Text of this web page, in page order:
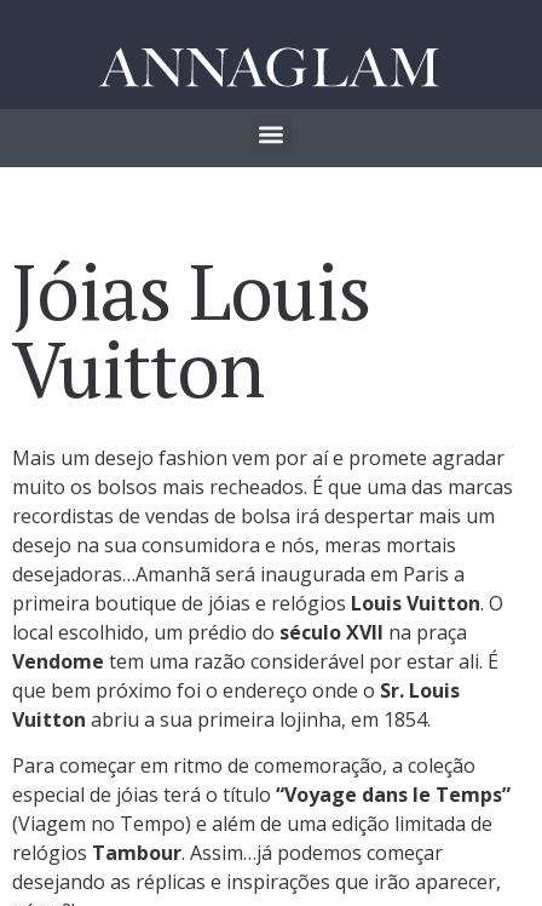
Jóias Louis
Vuitton
Mais um desejo fashion vem por aí e promete agradar
muito os bolsos mais recheados. É que uma das marcas
recordistas de vendas de bolsa irá despertar mais um
desejo na sua consumidora e nós, meras mortais
desejadoras…Amanhã será inaugurada em Paris a
primeira boutique de jóias e relógios Louis Vuitton. O
local escolhido, um prédio do século XVII na praça
Vendome tem uma razão considerável por estar ali. É
que bem próximo foi o endereço onde o Sr. Louis
Vuitton abriu a sua primeira lojinha, em 1854.
Para começar em ritmo de comemoração, a coleção
especial de jóias terá o título “Voyage dans le Temps”
(Viagem no Tempo) e além de uma edição limitada de
relógios Tambour. Assim…já podemos começar
desejando as réplicas e inspirações que irão aparecer,